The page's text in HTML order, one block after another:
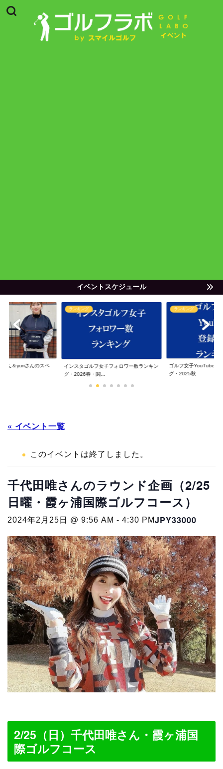
イベントスケジュール
ん＆yuriさんのスペ
ランキング
インスタゴルフ女子フォロワー数ランキン
グ・2026春・関...
ランキング
ゴルフ女子YouTube登
グ・2025秋
« イベント一覧
このイベントは終了しました。
千代田唯さんのラウンド企画（2/25
日曜・霞ヶ浦国際ゴルフコース）
2024年2月25日 @ 9:56 AM - 4:30 PMJPY33000
2/25（日）千代田唯さん・霞ヶ浦国
際ゴルフコース